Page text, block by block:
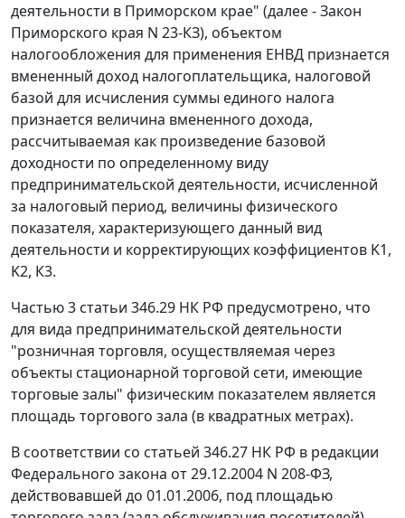
деятельности в Приморском крае" (далее - Закон
Приморского края N 23-КЗ), объектом
налогообложения для применения ЕНВД признается
вмененный доход налогоплательщика, налоговой
базой для исчисления суммы единого налога
признается величина вмененного дохода,
рассчитываемая как произведение базовой
доходности по определенному виду
предпринимательской деятельности, исчисленной
за налоговый период, величины физического
показателя, характеризующего данный вид
деятельности и корректирующих коэффициентов K1,
K2, К3.
Частью 3 статьи 346.29 НК РФ предусмотрено, что
для вида предпринимательской деятельности
"розничная торговля, осуществляемая через
объекты стационарной торговой сети, имеющие
торговые залы" физическим показателем является
площадь торгового зала (в квадратных метрах).
В соответствии со статьей 346.27 НК РФ в редакции
Федерального закона от 29.12.2004 N 208-ФЗ,
действовавшей до 01.01.2006, под площадью